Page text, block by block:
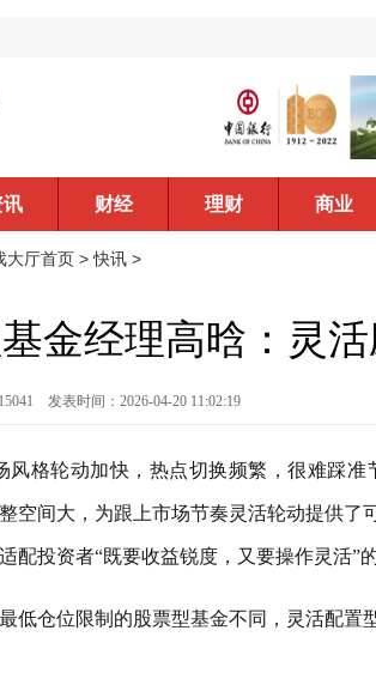
讯 财经 理财 商业
大厅首页 >快讯 >
金经理高晗：灵
发表时间：2026-04-20 11:02:19
风格轮动加快，热点切换频繁，很难踩
空间大，为跟上市场节奏灵活轮动提供
配投资者“既要收益锐度，又要操作灵活”
低仓位限制的股票型基金不同，灵活配